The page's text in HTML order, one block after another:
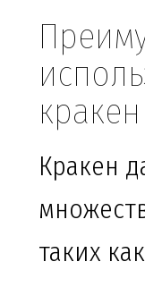
Кракен
таких